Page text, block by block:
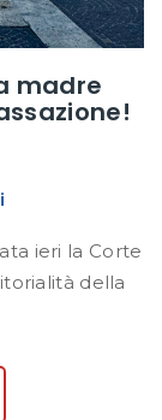
madre
ieri la Corte
della